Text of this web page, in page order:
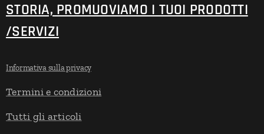
STORIA, PROMUOVIAMO I TUOI PRODOTTI
/SERVIZI
Informativa sulla privacy
Termini e condizioni
Tutti gli articoli